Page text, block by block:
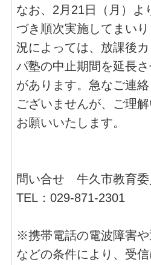
なお、2月21日（月）よ
づき順次実施してまい
況によっては、放課後
パ塾の中止期間を延長
があります。急なご連
ございませんが、ご理
お願いいたします。
問い合せ 牛久市教育委
TEL：029-871-2301
※携帯電話の電波障害
などの条件により、受